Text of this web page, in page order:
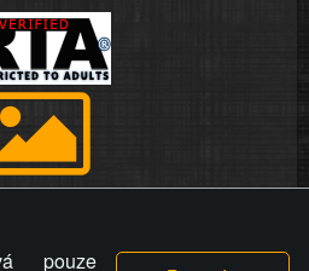
se toto opatření provozovatele
umístila fotografii nebo video na
pouze